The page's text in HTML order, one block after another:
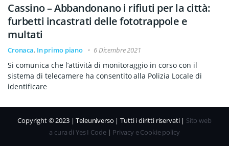
Cassino – Abbandonano i rifiuti per la città:
furbetti incastrati delle fototrappole e
multati
Cronaca, In primo piano 6 Dicembre 2021
Si comunica che l’attività di monitoraggio in corso con il
sistema di telecamere ha consentito alla Polizia Locale di
identificare
Copyright © 2023 | Teleuniverso | Tutti i diritti riservati | Sito web
a cura di Yes I Code| Privacy e Cookie policy